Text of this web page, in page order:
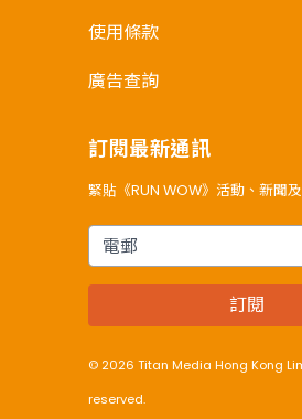
使用條款
廣告查詢
訂閱最新通訊
緊貼《RUN WOW》活動、新聞
電郵
訂閱
© 2026 Titan Media Hong Kong
reserved.